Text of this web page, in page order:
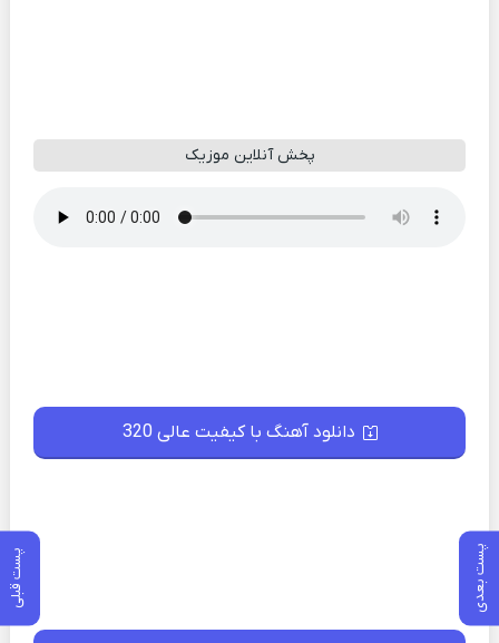
پست بعدی پست قبلی
پخش آنلاین موزیک
دانلود آهنگ با کیفیت عالی 320